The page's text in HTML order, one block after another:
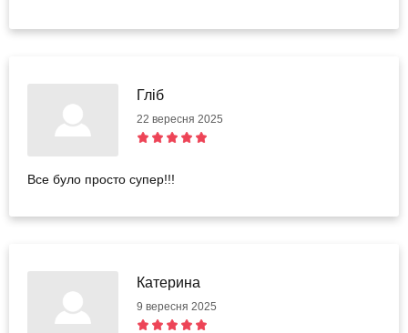
Гліб
22 вересня 2025
Все було просто супер!!!
Катерина
9 вересня 2025